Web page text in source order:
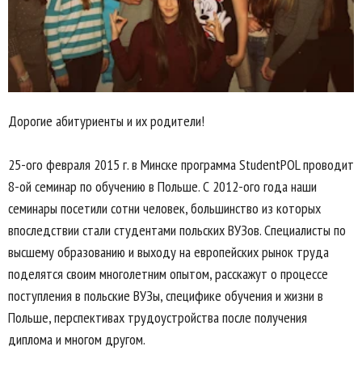
Дорогие абитуриенты и их родители!
25-ого февраля 2015 г. в Минске программа StudentPOL проводит
8-ой семинар по обучению в Польше. С 2012-ого года наши
семинары посетили сотни человек, большинство из которых
впоследствии стали студентами польских ВУЗов. Специалисты по
высшему образованию и выходу на европейских рынок труда
поделятся своим многолетним опытом, расскажут о процессе
поступления в польские ВУЗы, специфике обучения и жизни в
Польше, перспективах трудоустройства после получения
диплома и многом другом.